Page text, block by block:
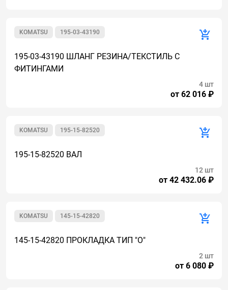
195-03-43190
KOMATSU
195-03-43190 ШЛАНГ РЕЗИНА/ТЕКСТИЛЬ С
ФИТИНГАМИ
от 62 016 ₽
4 шт
195-15-82520
KOMATSU
195-15-82520 ВАЛ
от 42 432.06 ₽
12 шт
145-15-42820
KOMATSU
145-15-42820 ПРОКЛАДКА ТИП "О"
от 6 080 ₽
2 шт